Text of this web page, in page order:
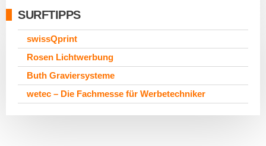
SURFTIPPS
swissQprint
Rosen Lichtwerbung
Buth Graviersysteme
wetec – Die Fachmesse für Werbetechniker